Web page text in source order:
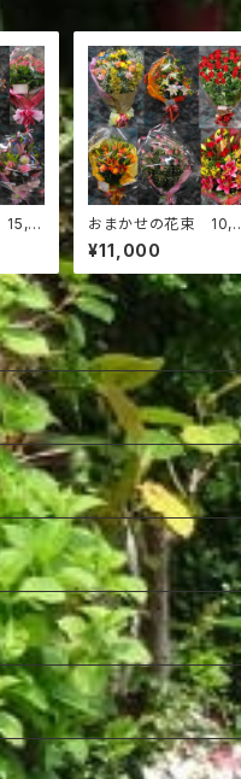
15,0
おまかせの花束 10,0
00円
¥11,000